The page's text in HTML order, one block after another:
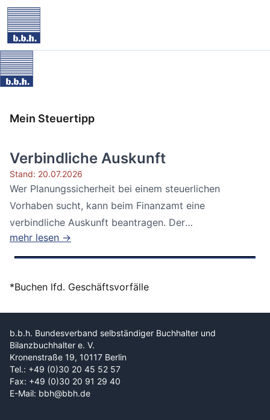
Mein Steuertipp
Verbindliche Auskunft
Stand: 20.07.2026
Wer Planungssicherheit bei einem steuerlichen
Vorhaben sucht, kann beim Finanzamt eine
verbindliche Auskunft beantragen. Der
Bundesfinanzhof...
mehr lesen →
*Buchen lfd. Geschäftsvorfälle
b.b.h. Bundesverband selbständiger Buchhalter und
Bilanzbuchhalter e. V.
Kronenstraße 19, 10117 Berlin
Tel.: +49 (0)30 20 45 52 57
Fax: +49 (0)30 20 91 29 40
E-Mail: bbh@bbh.de